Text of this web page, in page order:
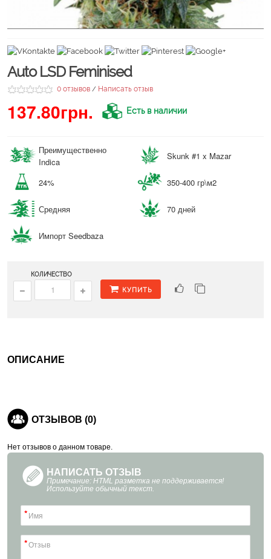
Auto LSD Feminised
0 отзывов / Написать отзыв
137.80грн. Есть в наличии
Преимущественно
Indica
Skunk #1 x Mazar
24% 350-400 гр\м2
Средняя 70 дней
Импорт Seedbaza
КОЛИЧЕСТВО
КУПИТЬ
ОПИСАНИЕ
ОТЗЫВОВ (0)
Нет отзывов о данном товаре.
НАПИСАТЬ ОТЗЫВ
Примечание: HTML разметка не поддерживается!
Используйте обычный текст.